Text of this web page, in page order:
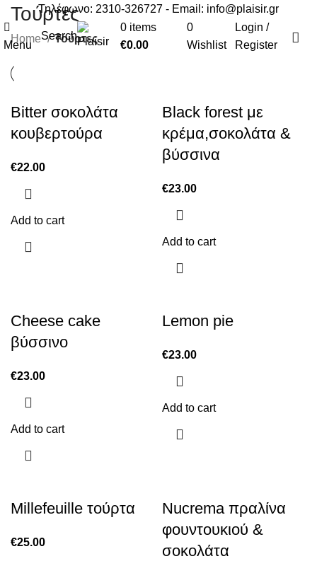
Τηλέφωνο: 2310-326727 - Email: info@plaisir.gr
Menu
Search
0 items
€0.00
0
Wishlist
Login /
Register
Τούρτες
Home Τούρτες
Bitter σοκολάτα
κουβερτούρα
€22.00
Add to cart
Black forest με
κρέμα,σοκολάτα &
βύσσινα
€23.00
Add to cart
Cheese cake
βύσσινο
€23.00
Add to cart
Lemon pie
€23.00
Add to cart
Millefeuille τούρτα
€25.00
Nucrema πραλίνα
φουντουκιού &
σοκολάτα